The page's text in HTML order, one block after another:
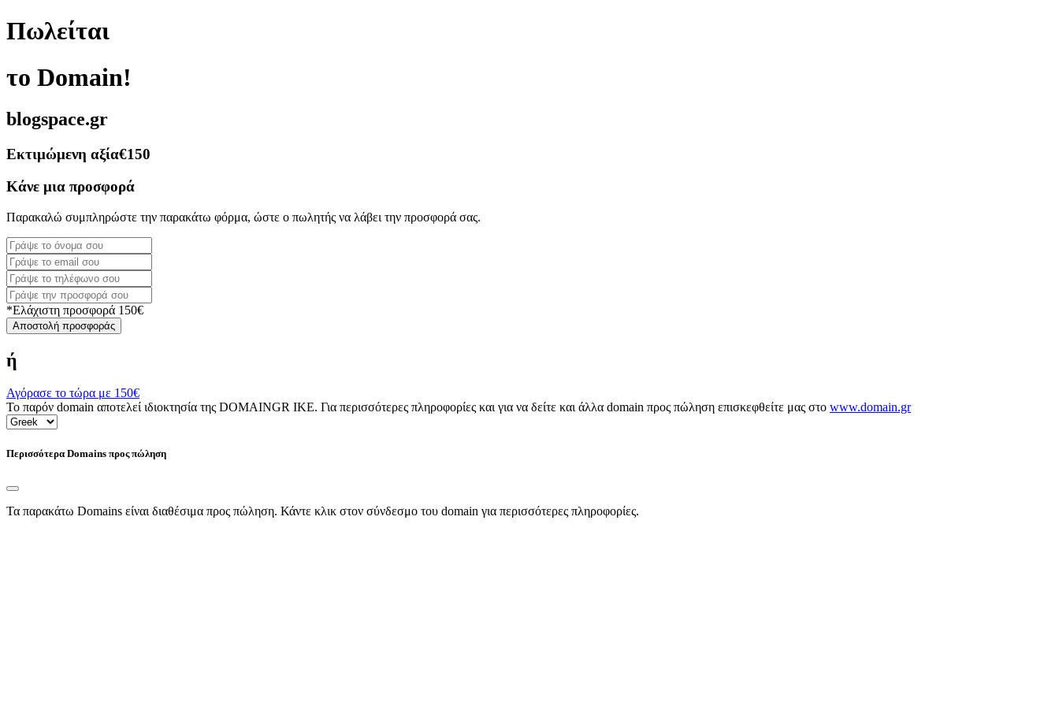
Πωλείται
το Domain!
blogspace.gr
Εκτιμώμενη αξία€150
Κάνε μια προσφορά
Παρακαλώ συμπληρώστε την παρακάτω φόρμα, ώστε ο πωλητής να λάβει την προσφορά σας.
*Ελάχιστη προσφορά 150€
Αποστολή προσφοράς
ή
Αγόρασε το τώρα με 150€
Το παρόν domain αποτελεί ιδιοκτησία της DOMAINGR ΙΚΕ. Για περισσότερες πληροφορίες και για να δείτε και άλλα domain προς πώληση επισκεφθείτε μας στο www.domain.gr
Περισσότερα Domains προς πώληση
Τα παρακάτω Domains είναι διαθέσιμα προς πώληση. Κάντε κλικ στον σύνδεσμο του domain για περισσότερες πληροφορίες.